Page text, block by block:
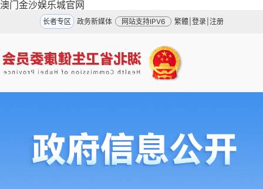
澳门金沙娱乐城官网
长者专区 政务新媒体 网站支持IPV6 繁體 登录 注册